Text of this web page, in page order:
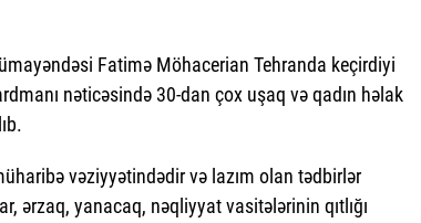
Fatimə Möhacerian Tehranda keçirdiyi
nəticəsində 30-dan çox uşaq və qadın həlak
vəziyyətindədir və lazım olan tədbirlər
ərzaq, yanacaq, nəqliyyat vasitələrinin qıtlığı